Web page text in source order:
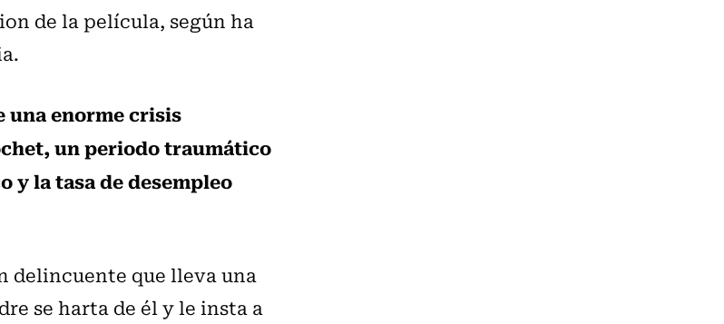
de la película, según ha
una enorme crisis
un periodo traumático
y la tasa de desempleo
delincuente que lleva una
se harta de él y le insta a